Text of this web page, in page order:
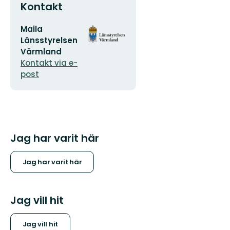
Kontakt
E-
postadress
Maila
Länsstyrelsen
Värmland
Kontakt via e-
post
Organisationens
logotyp
Jag har varit här
Jag har varit här
Jag vill hit
Jag vill hit